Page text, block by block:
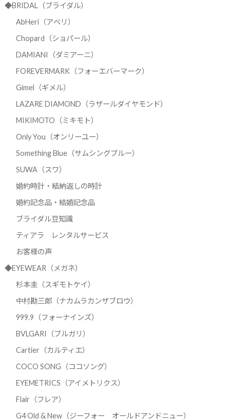
◆BRIDAL（ブライダル）
AbHeri（アベリ）
Chopard（ショパール）
DAMIANI（ダミアーニ）
FOREVERMARK（フォーエバーマーク）
Gimel（ギメル）
LAZARE DIAMOND（ラザールダイヤモンド）
MIKIMOTO（ミキモト）
Only You（オンリーユー）
Something Blue（サムシングブルー）
SUWA（スワ）
婚約時計・結納返しの時計
婚約記念品・結婚記念品
ブライダル豆知識
ティアラ レンタルサービス
お客様の声
◆EYEWEAR（メガネ）
杉本圭（スギモトケイ）
中村勘三郎（ナカムラカンザブロウ）
999.9（フォーナインズ）
BVLGARI（ブルガリ）
Cartier（カルティエ）
COCO SONG（ココソング）
EYEMETRICS（アイメトリクス）
Flair（フレア）
G4 Old & New（ジーフォー オールドアンドニュー）